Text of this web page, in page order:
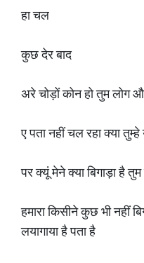
हा चल
कुछ देर बाद
अरे चोड़ों कोन हो तुम लोग
ए पता नहीं चल रहा क्या
पर क्यूं मेने क्या बिगाड़ा है
हमारा किसीने कुछ भी नहीं
लयागाया है पता है